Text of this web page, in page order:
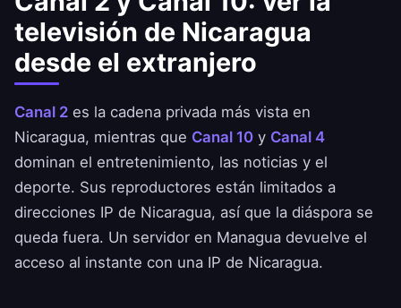
televisión de Nicaragua
desde el extranjero
Canal 2 es la cadena privada más vista en
Nicaragua, mientras que Canal 10 y Canal 4
dominan el entretenimiento, las noticias y el
deporte. Sus reproductores están limitados a
direcciones IP de Nicaragua, así que la diáspora se
queda fuera. Un servidor en Managua devuelve el
acceso al instante con una IP de Nicaragua.